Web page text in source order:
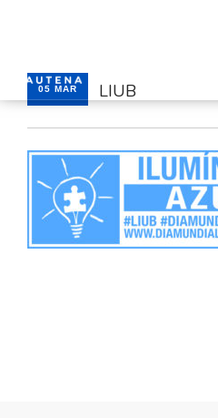
INICIO
GAUTENA
AUTISMO
COMUNICACIÓN
SERVICIOS
05 MAR LIUB